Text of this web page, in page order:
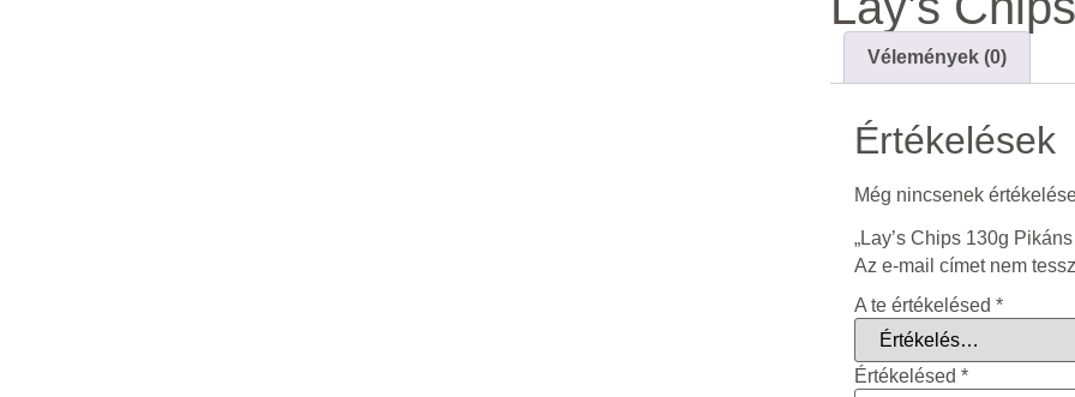
Vélemények (0)
Értékelések
Még nincsenek
„Lay’s Chips 130g
Az e-mail címet nem
A te értékelésed *
Értékelésed *